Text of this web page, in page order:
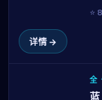
⭐
详情 →
全
蓝